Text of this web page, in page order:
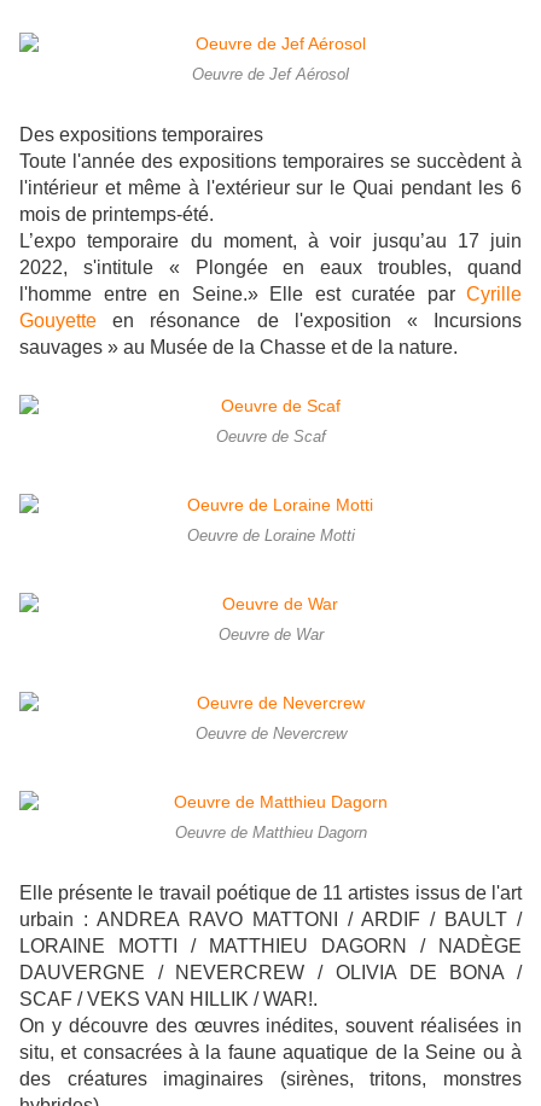
Oeuvre de Jef Aérosol
Des expositions temporaires
Toute l'année des expositions temporaires se succèdent à
l'intérieur et même à l'extérieur sur le Quai pendant les 6
mois de printemps-été.
L’expo temporaire du moment, à voir jusqu’au 17 juin
2022, s'intitule « Plongée en eaux troubles, quand
l'homme entre en Seine.» Elle est curatée par Cyrille
Gouyette en résonance de l'exposition « Incursions
sauvages » au Musée de la Chasse et de la nature.
Oeuvre de Scaf
Oeuvre de Loraine Motti
Oeuvre de War
Oeuvre de Nevercrew
Oeuvre de Matthieu Dagorn
Elle présente le travail poétique de 11 artistes issus de l'art
urbain : ANDREA RAVO MATTONI / ARDIF / BAULT /
LORAINE MOTTI / MATTHIEU DAGORN / NADÈGE
DAUVERGNE / NEVERCREW / OLIVIA DE BONA /
SCAF / VEKS VAN HILLIK / WAR!.
On y découvre des œuvres inédites, souvent réalisées in
situ, et consacrées à la faune aquatique de la Seine ou à
des créatures imaginaires (sirènes, tritons, monstres